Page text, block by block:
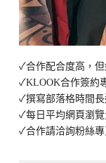
✓合作配合度高，
✓KLOOK合作簽約
✓撰寫部落格時間長
✓每日平均網頁瀏覽
✓合作請洽詢粉絲